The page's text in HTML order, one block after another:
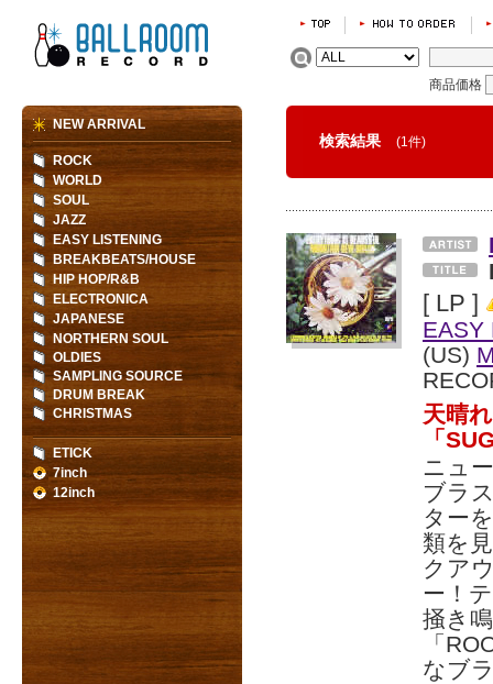
商品価格
検索結果 (1件)
[ LP ]
EASY
(US)
天晴
「
ニュ
ブラ
ター
類を
クア
ー！
掻き
「
なブ
NEW ARRIVAL
ROCK
WORLD
SOUL
JAZZ
EASY LISTENING
BREAKBEATS/HOUSE
HIP HOP/R&B
ELECTRONICA
JAPANESE
NORTHERN SOUL
OLDIES
SAMPLING SOURCE
DRUM BREAK
CHRISTMAS
ETICK
7inch
12inch